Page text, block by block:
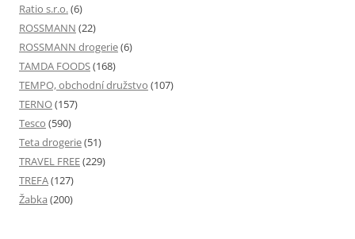
Ratio s.r.o.(6)
ROSSMANN (22)
ROSSMANN drogerie(6)
TAMDA FOODS(168)
TEMPO, obchodní družstvo (107)
TERNO(157)
Tesco (590)
Teta drogerie(51)
TRAVEL FREE(229)
TREFA(127)
Žabka (200)